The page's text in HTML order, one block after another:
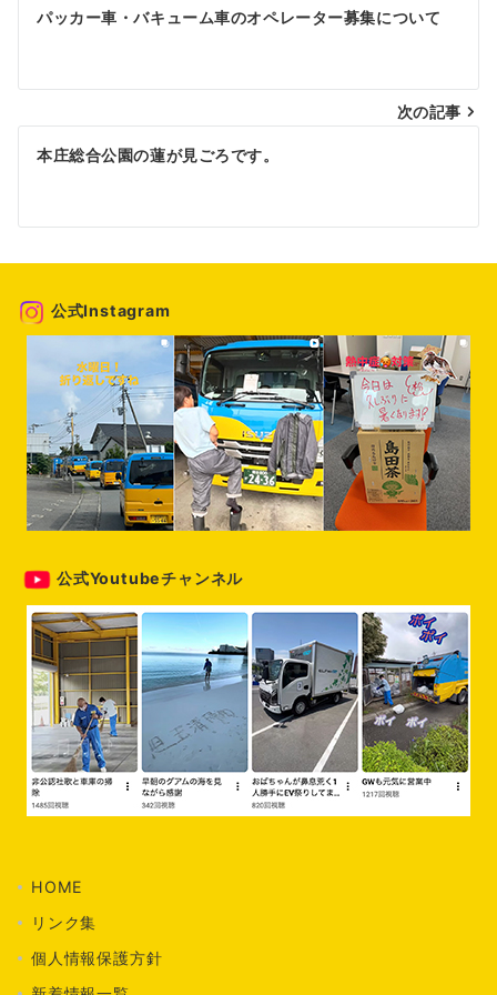
ビ
ゲ
シ
ョ
ン
パッカー車・バキューム車のオペレーター募集について
次の記事
本庄総合公園の蓮が見ごろです。
公式Instagram
公式Youtubeチャンネル
HOME
リンク集
個人情報保護方針